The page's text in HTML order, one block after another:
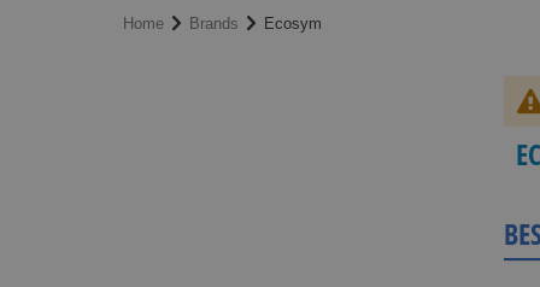
Home Brands Ecosym